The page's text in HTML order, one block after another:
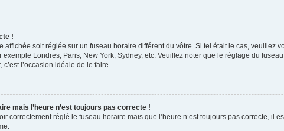
!
affichée soit réglée sur un fuseau horaire différent du vôtre. Si tel était le cas,
Londres, Paris, New York, Sydney, etc. Veuillez noter que le réglage du
c’est l’occasion idéale de le faire.
mais l’heure n’est toujours pas correcte !
correctement réglé le fuseau horaire mais que l’heure n’est toujours pas correcte,